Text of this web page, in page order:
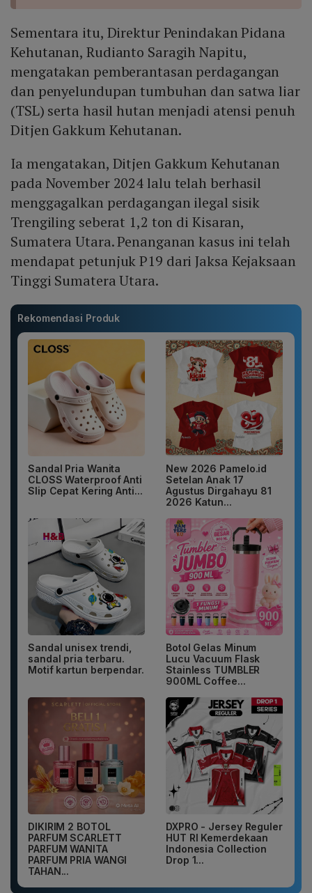
Sementara itu, Direktur Penindakan Pidana
Kehutanan, Rudianto Saragih Napitu,
mengatakan pemberantasan perdagangan
dan penyelundupan tumbuhan dan satwa liar
(TSL) serta hasil hutan menjadi atensi penuh
Ditjen Gakkum Kehutanan.
Ia mengatakan, Ditjen Gakkum Kehutanan
pada November 2024 lalu telah berhasil
menggagalkan perdagangan ilegal sisik
Trengiling seberat 1,2 ton di Kisaran,
Sumatera Utara. Penanganan kasus ini telah
mendapat petunjuk P19 dari Jaksa Kejaksaan
Tinggi Sumatera Utara.
Rekomendasi Produk
Sandal Pria Wanita
CLOSS Waterproof Anti
Slip Cepat Kering Anti...
New 2026 Pamelo.id
Setelan Anak 17
Agustus Dirgahayu 81
2026 Katun...
Sandal unisex trendi,
sandal pria terbaru.
Motif kartun berpendar.
Botol Gelas Minum
Lucu Vacuum Flask
Stainless TUMBLER
900ML Coffee...
DIKIRIM 2 BOTOL
PARFUM SCARLETT
PARFUM WANITA
PARFUM PRIA WANGI
TAHAN...
DXPRO - Jersey Reguler
HUT RI Kemerdekaan
Indonesia Collection
Drop 1...